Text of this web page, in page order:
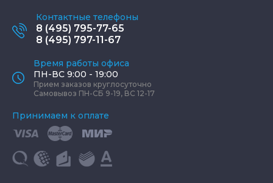
Контактные телефоны
8 (495) 795-77-65
8 (495) 797-11-67
Время работы офиса
ПН-ВС 9:00 - 19:00
Прием заказов круглосуточно
Самовывоз ПН-СБ 9-19, ВС 12-17
Принимаем к оплате